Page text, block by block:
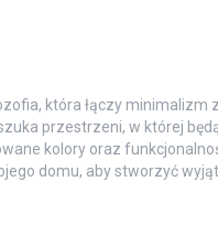
która łączy minimalizm
przestrzeni, w której
kolory oraz
domu, aby stworzyć